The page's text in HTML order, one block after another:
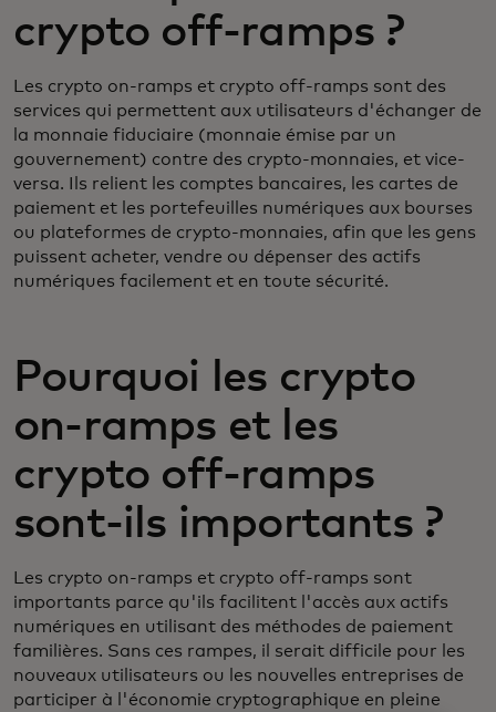
crypto off-ramps ?
Les crypto on-ramps et crypto off-ramps sont des
services qui permettent aux utilisateurs d'échanger de
la monnaie fiduciaire (monnaie émise par un
gouvernement) contre des crypto-monnaies, et vice-
versa. Ils relient les comptes bancaires, les cartes de
paiement et les portefeuilles numériques aux bourses
ou plateformes de crypto-monnaies, afin que les gens
puissent acheter, vendre ou dépenser des actifs
numériques facilement et en toute sécurité.
Pourquoi les crypto
on-ramps et les
crypto off-ramps
sont-ils importants ?
Les crypto on-ramps et crypto off-ramps sont
importants parce qu'ils facilitent l'accès aux actifs
numériques en utilisant des méthodes de paiement
familières. Sans ces rampes, il serait difficile pour les
nouveaux utilisateurs ou les nouvelles entreprises de
participer à l'économie cryptographique en pleine